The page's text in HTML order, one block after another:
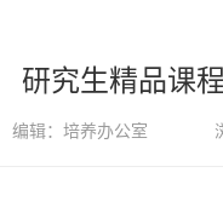
研究生精品课
编辑：培养办公室